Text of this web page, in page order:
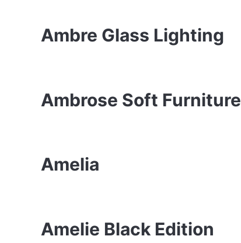
Ambre Glass Lighting
Ambrose Soft Furniture
Amelia
Amelie Black Edition